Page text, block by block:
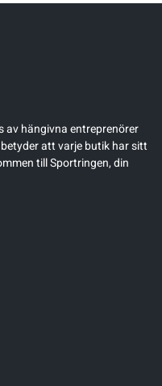
av hängivna entreprenörer
att varje butik har sitt
till Sportringen, din